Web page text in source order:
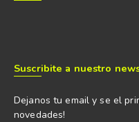
Suscribite a nuestro
Dejanos tu email y se el
novedades!